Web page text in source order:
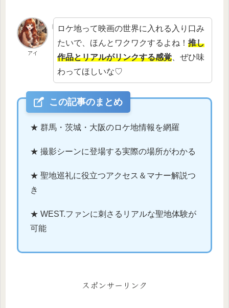
アイ
ロケ地って映画の世界に入れる入り口み
たいで、ほんとワクワクするよね！推し
作品とリアルがリンクする感覚 、ぜひ味
わってほしいな♡
この記事のまとめ
★ 群馬・茨城・大阪のロケ地情報を網羅
★ 撮影シーンに登場する実際の場所がわかる
★ 聖地巡礼に役立つアクセス＆マナー解説つ
き
★ WEST.ファンに刺さるリアルな聖地体験が
可能
スポンサーリンク